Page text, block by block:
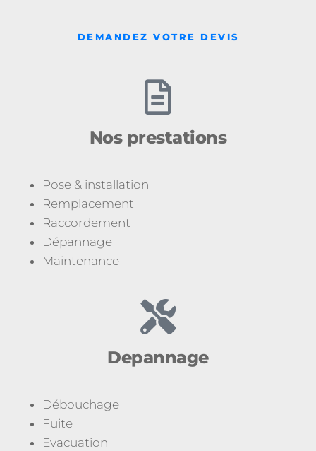
DEMANDEZ VOTRE DEVIS
Nos prestations
Pose & installation
Remplacement
Raccordement
Dépannage
Maintenance
Depannage
Débouchage
Fuite
Evacuation